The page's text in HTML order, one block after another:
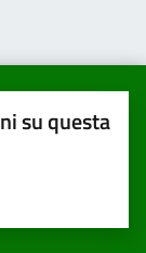
su questa